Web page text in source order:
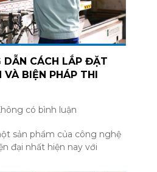
DẪN CÁCH LẮP ĐẶT
VÀ BIỆN PHÁP THI
có bình luận
sản phẩm của công nghệ
đại nhất hiện nay với